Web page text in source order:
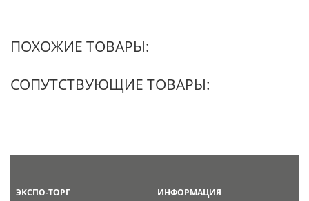
ПОХОЖИЕ ТОВАРЫ:
СОПУТСТВУЮЩИЕ ТОВАРЫ:
ЭКСПО-ТОРГ ИНФОРМАЦИЯ